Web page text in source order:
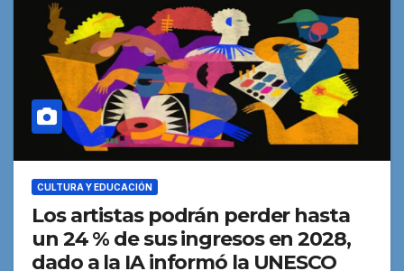
CULTURA Y EDUCACIÓN
Los artistas podrán perder hasta
un 24 % de sus ingresos en 2028,
dado a la IA informó la UNESCO